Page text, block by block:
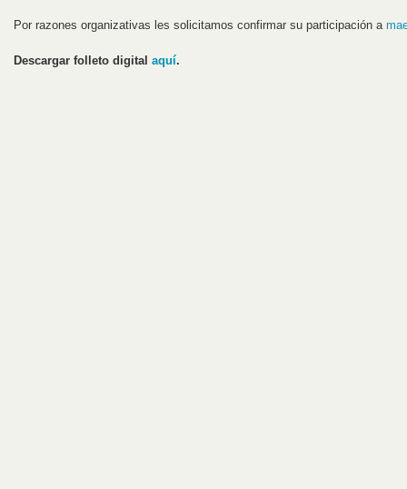
Por razones organizativas les solicitamos confirmar su participación a
Descargar folleto digital aquí.